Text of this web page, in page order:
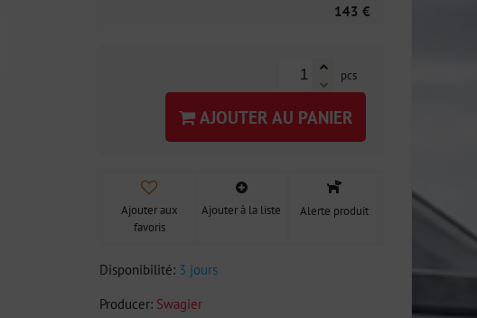
143 €
pcs
AJOUTER AU PANIER
Ajouter aux
favoris
Ajouter à la liste Alerte produit
Disponibilité: 3 jours
Producer: Swagier